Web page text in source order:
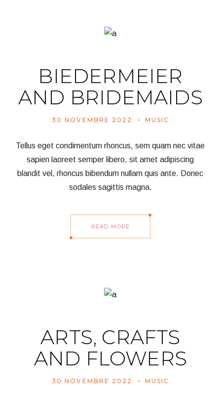
BIEDERMEIER
AND BRIDEMAIDS
30 NOVEMBRE 2022 MUSIC
Tellus eget condimentum rhoncus, sem quam nec vitae
sapien laoreet semper libero, sit amet adipiscing
blandit vel, rhoncus bibendum nullam quis ante. Donec
sodales sagittis magna.
READ MORE
ARTS, CRAFTS
AND FLOWERS
30 NOVEMBRE 2022 MUSIC